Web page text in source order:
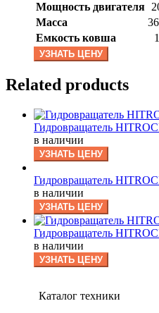
Мощность двигателя
Масса
Емкость ковша
УЗНАТЬ ЦЕНУ
Related products
Гидровращатель
в наличии
УЗНАТЬ ЦЕНУ
Гидровращатель
в наличии
УЗНАТЬ ЦЕНУ
Гидровращатель
в наличии
УЗНАТЬ ЦЕНУ
Каталог техники